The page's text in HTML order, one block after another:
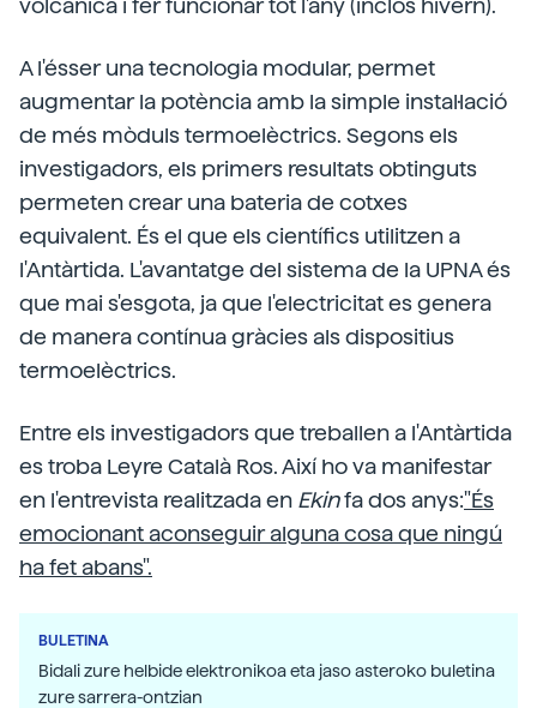
volcànica i fer funcionar tot l'any (inclòs hivern).
A l'ésser una tecnologia modular, permet
augmentar la potència amb la simple instal·lació
de més mòduls termoelèctrics. Segons els
investigadors, els primers resultats obtinguts
permeten crear una bateria de cotxes
equivalent. És el que els científics utilitzen a
l'Antàrtida. L'avantatge del sistema de la UPNA és
que mai s'esgota, ja que l'electricitat es genera
de manera contínua gràcies als dispositius
termoelèctrics.
Entre els investigadors que treballen a l'Antàrtida
es troba Leyre Català Ros. Així ho va manifestar
en l'entrevista realitzada en Ekinfa dos anys:"És
emocionant aconseguir alguna cosa que ningú
ha fet abans".
BULETINA
Bidali zure helbide elektronikoa eta jaso asteroko buletina
zure sarrera-ontzian